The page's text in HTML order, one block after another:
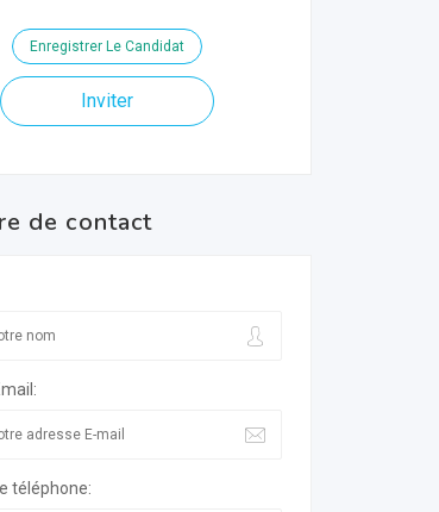
Enregistrer Le Candidat
Inviter
de contact
téléphone: